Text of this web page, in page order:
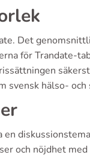
Det
för Trandate-
svensk hälso- och
och nöjdhet